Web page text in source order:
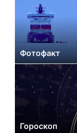
Фотофакт
Гороскоп